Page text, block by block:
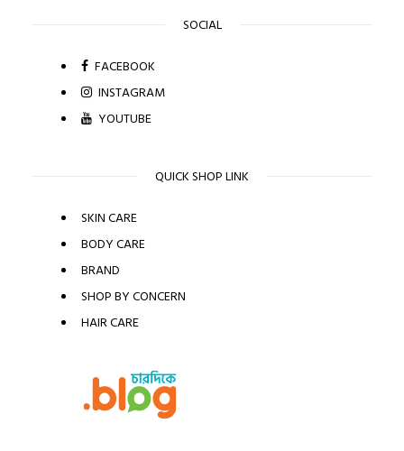
SOCIAL
FACEBOOK
INSTAGRAM
YOUTUBE
QUICK SHOP LINK
SKIN CARE
BODY CARE
BRAND
SHOP BY CONCERN
HAIR CARE